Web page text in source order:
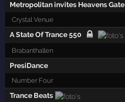
Metropolitan invites Heavens Gate
Crystal Venue
A State Of Trance 550
Brabanthallen
PresiDance
Number Four
Trance Beats